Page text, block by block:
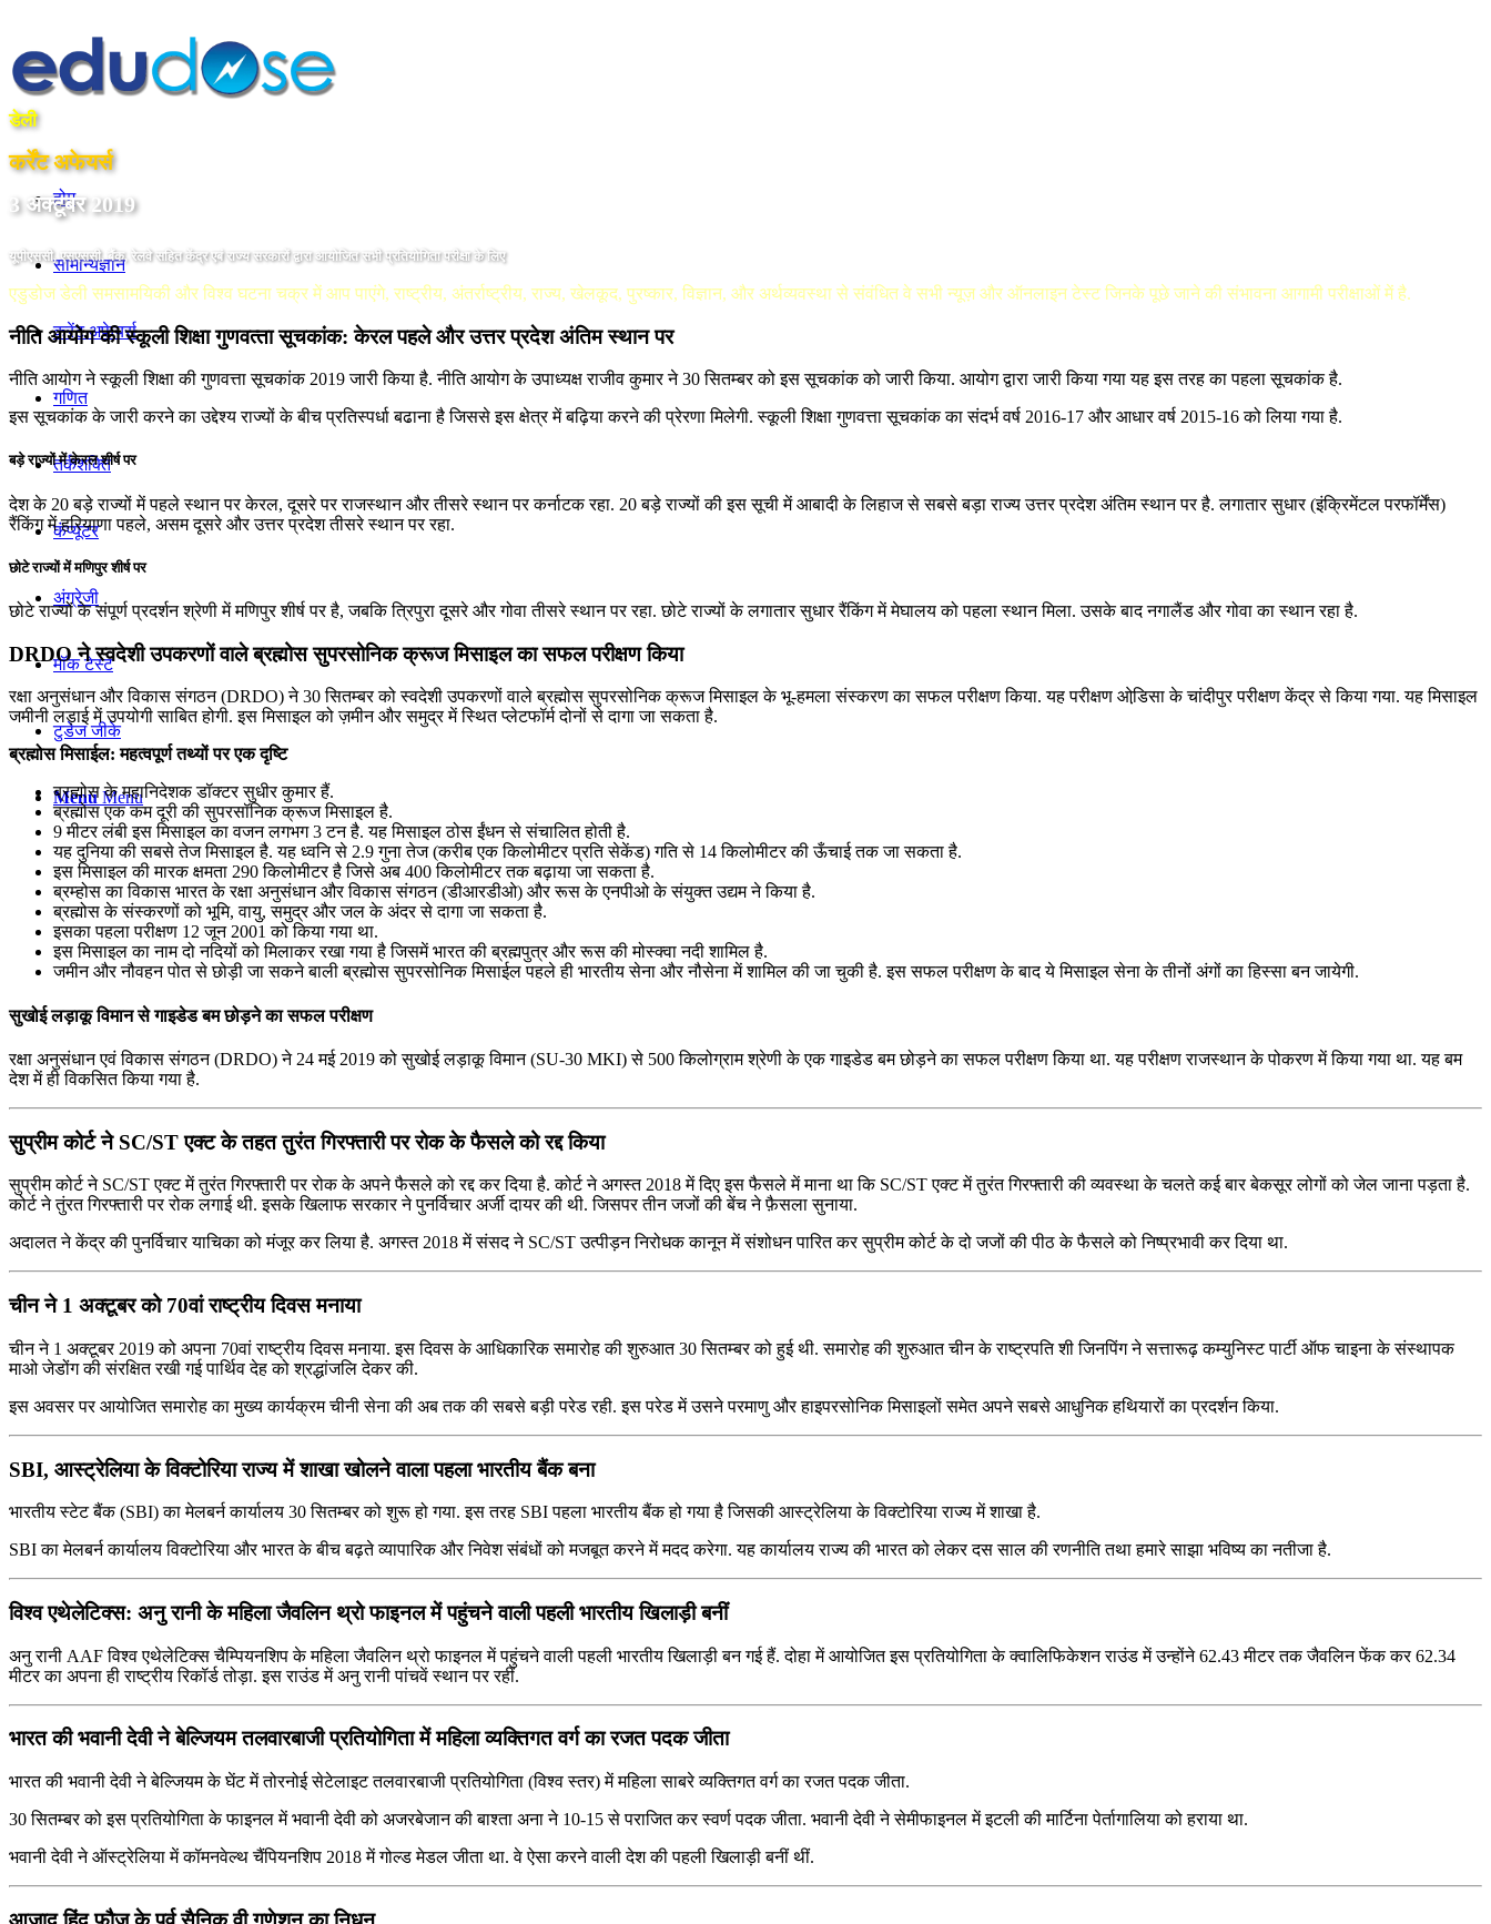
होम
सामान्यज्ञान
करेंट अफेयर्स
गणित
तर्कशक्ति
कंप्यूटर
अंग्रेजी
मॉक टेस्ट
टुडेज जीके
Menu Menu
डेली
कर्रेंट अफेयर्स
3 अक्टूबर 2019
यूपीएससी, एसएससी, बैंक, रेलवे सहित केंद्र एबं राज्य सरकारों द्वारा आयोजित सभी प्रतियोगिता परीक्षा के लिए
एडुडोज डेली समसामयिकी और विश्व घटना चक्र में आप पाएंगे, राष्ट्रीय, अंतर्राष्ट्रीय, राज्य, खेलकूद, पुरष्कार, विज्ञान, और अर्थव्यवस्था से संवंधित वे सभी न्यूज़ और ऑनलाइन टेस्ट जिनके पूछे जाने की संभावना आगामी परीक्षाओं में है.
नीति आयोग की स्‍कूली शिक्षा गुणवत्‍ता सूचकांक: केरल पहले और उत्तर प्रदेश अंतिम स्थान पर
नीति आयोग ने स्कूली शिक्षा की गुणवत्ता सूचकांक 2019 जारी किया है. नीति आयोग के उपाध्यक्ष राजीव कुमार ने 30 सितम्बर को इस सूचकांक को जारी किया. आयोग द्वारा जारी किया गया यह इस तरह का पहला सूचकांक है.
इस सूचकांक के जारी करने का उद्देश्य राज्यों के बीच प्रतिस्पर्धा बढाना है जिससे इस क्षेत्र में बढ़िया करने की प्रेरणा मिलेगी. स्कूली शिक्षा गुणवत्ता सूचकांक का संदर्भ वर्ष 2016-17 और आधार वर्ष 2015-16 को लिया गया है.
बड़े राज्यों में केरल शीर्ष पर
देश के 20 बड़े राज्यों में पहले स्थान पर केरल, दूसरे पर राजस्थान और तीसरे स्थान पर कर्नाटक रहा. 20 बड़े राज्यों की इस सूची में आबादी के लिहाज से सबसे बड़ा राज्य उत्तर प्रदेश अंतिम स्थान पर है. लगातार सुधार (इंक्रिमेंटल परफॉर्मेंस)
रैंकिंग में हरियाणा पहले, असम दूसरे और उत्तर प्रदेश तीसरे स्थान पर रहा.
छोटे राज्यों में मणिपुर शीर्ष पर
छोटे राज्यों के संपूर्ण प्रदर्शन श्रेणी में मणिपुर शीर्ष पर है, जबकि त्रिपुरा दूसरे और गोवा तीसरे स्थान पर रहा. छोटे राज्यों के लगातार सुधार रैंकिंग में मेघालय को पहला स्थान मिला. उसके बाद नगालैंड और गोवा का स्थान रहा है.
DRDO ने स्‍वदेशी उपकरणों वाले ब्रह्मोस सुपरसोनिक क्रूज मिसाइल का सफल परीक्षण किया
रक्षा अनुसंधान और विकास संगठन (DRDO) ने 30 सितम्बर को स्‍वदेशी उपकरणों वाले ब्रह्मोस सुपरसोनिक क्रूज मिसाइल के भू-हमला संस्करण का सफल परीक्षण किया. यह परीक्षण ओडि़सा के चांदीपुर परीक्षण केंद्र से किया गया. यह मिसाइल
जमीनी लड़ाई में उपयोगी साबित होगी. इस मिसाइल को ज़मीन और समुद्र में स्थित प्लेटफॉर्म दोनों से दागा जा सकता है.
ब्रह्मोस मिसाईल: महत्वपूर्ण तथ्यों पर एक दृष्टि
ब्रह्मोस के महानिदेशक डॉक्‍टर सुधीर कुमार हैं.
ब्रह्मोस एक कम दूरी की सुपरसॉनिक क्रूज मिसाइल है.
9 मीटर लंबी इस मिसाइल का वजन लगभग 3 टन है. यह मिसाइल ठोस ईंधन से संचालित होती है.
यह दुनिया की सबसे तेज मिसाइल है. यह ध्‍वनि से 2.9 गुना तेज (करीब एक किलोमीटर प्रति सेकेंड) गति से 14 किलोमीटर की ऊँचाई तक जा सकता है.
इस मिसाइल की मारक क्षमता 290 किलोमीटर है जिसे अब 400 किलोमीटर तक बढ़ाया जा सकता है.
ब्रम्‍होस का विकास भारत के रक्षा अनुसंधान और विकास संगठन (डीआरडीओ) और रूस के एनपीओ के संयुक्‍त उद्यम ने किया है.
ब्रह्मोस के संस्करणों को भूमि, वायु, समुद्र और जल के अंदर से दागा जा सकता है.
इसका पहला परीक्षण 12 जून 2001 को किया गया था.
इस मिसाइल का नाम दो नदियों को मिलाकर रखा गया है जिसमें भारत की ब्रह्मपुत्र और रूस की मोस्क्वा नदी शामिल है.
जमीन और नौवहन पोत से छोड़ी जा सकने बाली ब्रह्मोस सुपरसोनिक मिसाईल पहले ही भारतीय सेना और नौसेना में शामिल की जा चुकी है. इस सफल परीक्षण के बाद ये मिसाइल सेना के तीनों अंगों का हिस्सा बन जायेगी.
सुखोई लड़ाकू विमान से गाइडेड बम छोड़ने का सफल परीक्षण
रक्षा अनुसंधान एवं विकास संगठन (DRDO) ने 24 मई 2019 को सुखोई लड़ाकू विमान (SU-30 MKI) से 500 किलोग्राम श्रेणी के एक गाइडेड बम छोड़ने का सफल परीक्षण किया था. यह परीक्षण राजस्थान के पोकरण में किया गया था. यह बम
देश में ही विकसित किया गया है.
सुप्रीम कोर्ट ने SC/ST एक्ट के तहत तुरंत गिरफ्तारी पर रोक के फैसले को रद्द किया
सुप्रीम कोर्ट ने SC/ST एक्ट में तुरंत गिरफ्तारी पर रोक के अपने फैसले को रद्द कर दिया है. कोर्ट ने अगस्त 2018 में दिए इस फैसले में माना था कि SC/ST एक्ट में तुरंत गिरफ्तारी की व्यवस्था के चलते कई बार बेकसूर लोगों को जेल जाना पड़ता है.
कोर्ट ने तुंरत गिरफ्तारी पर रोक लगाई थी. इसके खिलाफ सरकार ने पुनर्विचार अर्जी दायर की थी. जिसपर तीन जजों की बेंच ने फ़ैसला सुनाया.
अदालत ने केंद्र की पुनर्विचार याचिका को मंजूर कर लिया है. अगस्त 2018 में संसद ने SC/ST उत्पीड़न निरोधक कानून में संशोधन पारित कर सुप्रीम कोर्ट के दो जजों की पीठ के फैसले को निष्प्रभावी कर दिया था.
चीन ने 1 अक्टूबर को 70वां राष्ट्रीय दिवस मनाया
चीन ने 1 अक्टूबर 2019 को अपना 70वां राष्ट्रीय दिवस मनाया. इस दिवस के आधिकारिक समारोह की शुरुआत 30 सितम्बर को हुई थी. समारोह की शुरुआत चीन के राष्ट्रपति शी जिनपिंग ने सत्तारूढ़ कम्युनिस्ट पार्टी ऑफ चाइना के संस्थापक
माओ जेडोंग की संरक्षित रखी गई पार्थिव देह को श्रद्धांजलि देकर की.
इस अवसर पर आयोजित समारोह का मुख्य कार्यक्रम चीनी सेना की अब तक की सबसे बड़ी परेड रही. इस परेड में उसने परमाणु और हाइपरसोनिक मिसाइलों समेत अपने सबसे आधुनिक हथियारों का प्रदर्शन किया.
SBI, आस्ट्रेलिया के विक्टोरिया राज्य में शाखा खोलने वाला पहला भारतीय बैंक बना
भारतीय स्टेट बैंक (SBI) का मेलबर्न कार्यालय 30 सितम्बर को शुरू हो गया. इस तरह SBI पहला भारतीय बैंक हो गया है जिसकी आस्ट्रेलिया के विक्टोरिया राज्य में शाखा है.
SBI का मेलबर्न कार्यालय विक्टोरिया और भारत के बीच बढ़ते व्यापारिक और निवेश संबंधों को मजबूत करने में मदद करेगा. यह कार्यालय राज्य की भारत को लेकर दस साल की रणनीति तथा हमारे साझा भविष्य का नतीजा है.
विश्व एथेलेटिक्स: अनु रानी के महिला जैवलिन थ्रो फाइनल में पहुंचने वाली पहली भारतीय खिलाड़ी बनीं
अनु रानी AAF विश्व एथेलेटिक्स चैम्पियनशिप के महिला जैवलिन थ्रो फाइनल में पहुंचने वाली पहली भारतीय खिलाड़ी बन गई हैं. दोहा में आयोजित इस प्रतियोगिता के क्वालिफिकेशन राउंड में उन्होंने 62.43 मीटर तक जैवलिन फेंक कर 62.34
मीटर का अपना ही राष्ट्रीय रिकॉर्ड तोड़ा. इस राउंड में अनु रानी पांचवें स्थान पर रहीं.
भारत की भवानी देवी ने बेल्जियम तलवारबाजी प्रतियोगिता में महिला व्यक्तिगत वर्ग का रजत पदक जीता
भारत की भवानी देवी ने बेल्जियम के घेंट में तोरनोई सेटेलाइट तलवारबाजी प्रतियोगिता (विश्व स्तर) में महिला साबरे व्यक्तिगत वर्ग का रजत पदक जीता.
30 सितम्बर को इस प्रतियोगिता के फाइनल में भवानी देवी को अजरबेजान की बाश्ता अना ने 10-15 से पराजित कर स्वर्ण पदक जीता. भवानी देवी ने सेमीफाइनल में इटली की मार्टिना पेर्तागालिया को हराया था.
भवानी देवी ने ऑस्ट्रेलिया में कॉमनवेल्थ चैंपियनशिप 2018 में गोल्ड मेडल जीता था. वे ऐसा करने वाली देश की पहली खिलाड़ी बनीं थीं.